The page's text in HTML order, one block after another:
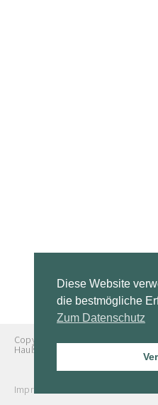
Copyright © 2024
Haußleiter
Impressum
Diese Website
die bestmögliche
Zum Datenschutz